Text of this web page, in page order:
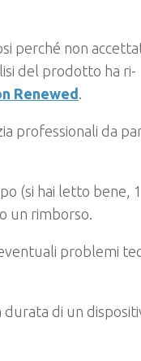
perché non
del prodotto ha ri-
Renewed .
professionali da
(si hai letto bene,
un rimborso.
problemi
di un